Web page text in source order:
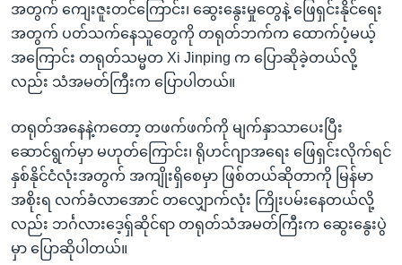
အတွက် ကျေးဇူးတင်ကြောင်း၊ ဆွေးနွေးမှုတွေနဲ့ ဖြေရှင်းနိုင်ရေး
အတွက် ပတ်သက်နေသူတွေကို တရုတ်ဘက်က ထောက်ပံ့မယ့်
အကြောင်း တရုတ်သမ္မတ Xi Jinping က ပြောဆိုခဲ့တယ်လို့
လည်း သံအမတ်ကြီးက ပြောပါတယ်။
တရုတ်အနေနဲ့ကတော့ တဖက်ဖက်ကို မျက်နှာသာပေးပြီး
ဆောင်ရွက်မှာ မဟုတ်ကြောင်း၊ ရိုဟင်ဂျာအရေး ဖြေရှင်းလိုက်ရင်
နှစ်နိုင်ငံလုံးအတွက် အကျိုးရှိစေမှာ ဖြစ်တယ်ဆိုတာကို မြန်မာ
အစိုးရ လက်ခံလာအောင် တလျှောက်လုံး ကြိုးပမ်းနေတယ်လို့
လည်း ဘင်္ဂလားဒေ့ရှ်ဆိုင်ရာ တရုတ်သံအမတ်ကြီးက ဆွေးနွေးပွဲ
မှာ ပြောဆိုပါတယ်။